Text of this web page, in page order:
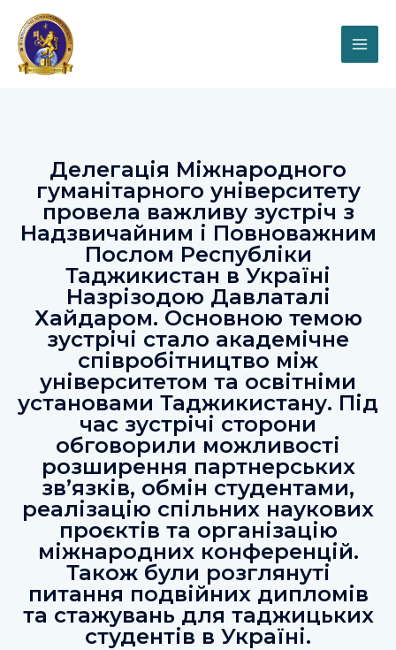
Делегація Міжнародного
гуманітарного університету
провела важливу зустріч з
Надзвичайним і Повноважним
Послом Республіки
Таджикистан в Україні
Назрізодою Давлаталі
Хайдаром. Основною темою
зустрічі стало академічне
співробітництво між
університетом та освітніми
установами Таджикистану. Під
час зустрічі сторони
обговорили можливості
розширення партнерських
зв’язків, обмін студентами,
реалізацію спільних наукових
проєктів та організацію
міжнародних конференцій.
Також були розглянуті
питання подвійних дипломів
та стажувань для таджицьких
студентів в Україні.